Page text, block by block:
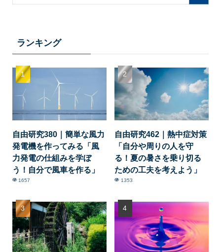
ランキング
自由研究380｜簡単な風力
発電機を作ってみる「風
力発電の仕組みを学ぼ
う！自分で風車を作る」
1657
自由研究462｜熱中症対策
「自分や周りの人を守
る！夏の暑さを乗り切る
ための工夫を考えよう」
1353